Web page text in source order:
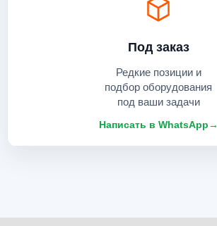
Под заказ
Редкие позиции и
подбор оборудования
под ваши задачи
Написать в WhatsApp→